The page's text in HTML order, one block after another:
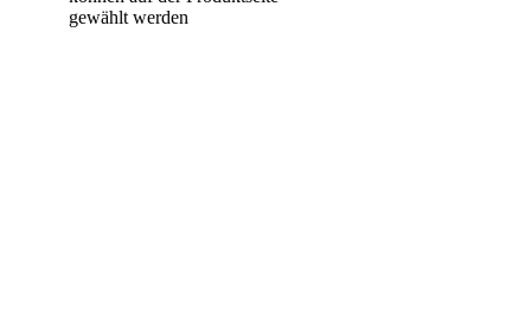
gewählt werden